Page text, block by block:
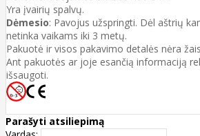
Yra įvairių spalvų.
Dėmesio: Pavojus užspringti. Dėl aštrių
netinka vaikams iki 3 metų.
Pakuotė ir visos pakavimo detalės nėra
Ant pakuotės ar joje esančią informaciją
išsaugoti.
Parašyti atsiliepimą